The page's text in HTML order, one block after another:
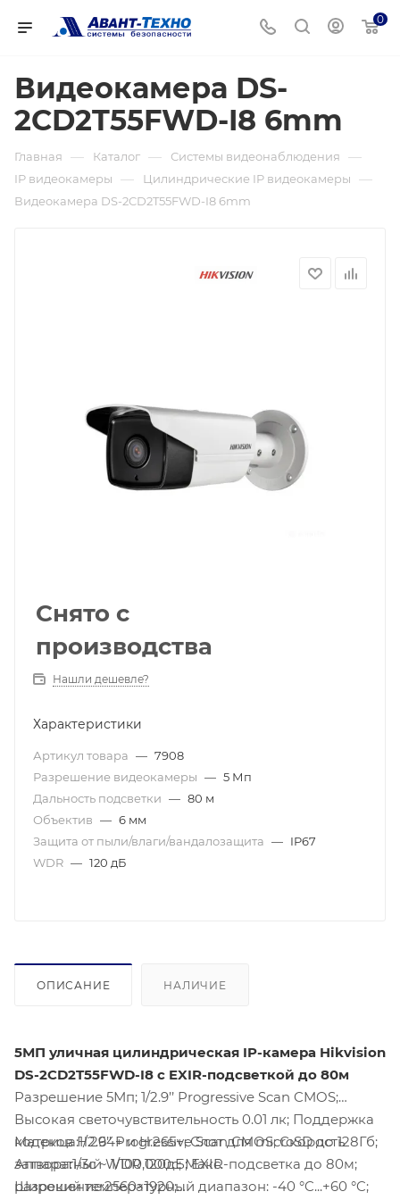
0
Видеокамера DS-
2CD2T55FWD-I8 6mm
Главная — Каталог — Системы видеонаблюдения —
IP видеокамеры — Цилиндрические IP видеокамеры —
Видеокамера DS-2CD2T55FWD-I8 6mm
Снято с
производства
Нашли дешевле?
Характеристики
Артикул товара — 7908
Разрешение видеокамеры — 5 Мп
Дальность подсветки — 80 м
Объектив — 6 мм
Защита от пыли/влаги/вандалозащита — IP67
WDR — 120 дБ
ОПИСАНИЕ НАЛИЧИЕ
5МП уличная цилиндрическая IP-камера Hikvision
DS-2CD2T55FWD-I8 с EXIR-подсветкой до 80м
Разрешение 5Мп; 1/2.9’’ Progressive Scan CMOS;
Высокая светочувствительность 0.01 лк; Поддержка
кодеков H.264+ и H.265+; Слот для microSD до 128Гб;
Аппаратный WDR 120дБ; EXIR-подсветка до 80м;
Широкий температурный диапазон: -40 °C...+60 °C;
Матрица:1/2.9’’ Progressive Scan CMOS; Скорость
затвора:1/3с ~ 1/100,000с; Макс.
разрешение:2560×1920;